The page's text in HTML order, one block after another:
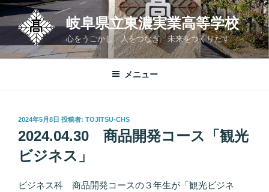
コ
ン
ス
岐阜県立東濃実業高等学校
心をうごかし 人をつなぎ 未来をつくりだす
メニュー
投
稿
日:
2024年5月8日 投稿者: TOJITSU-CHS
2024.04.30 商品開発コース「観光
ビジネス」
ビジネス科 商品開発コースの３年生が「観光ビジネ